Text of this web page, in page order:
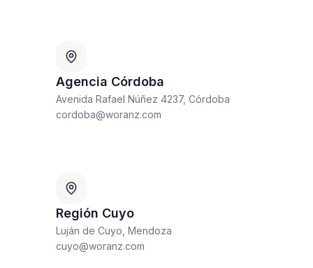
Agencia Córdoba
Avenida Rafael Núñez 4237, Córdoba
cordoba@woranz.com
Región Cuyo
Luján de Cuyo, Mendoza
cuyo@woranz.com